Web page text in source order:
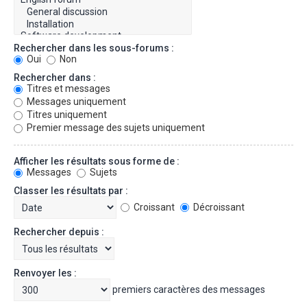
Rechercher dans les sous-forums :
Oui
Non
Rechercher dans :
Titres et messages
Messages uniquement
Titres uniquement
Premier message des sujets uniquement
Afficher les résultats sous forme de :
Messages
Sujets
Classer les résultats par :
Croissant
Décroissant
Rechercher depuis :
Renvoyer les :
premiers caractères des messages